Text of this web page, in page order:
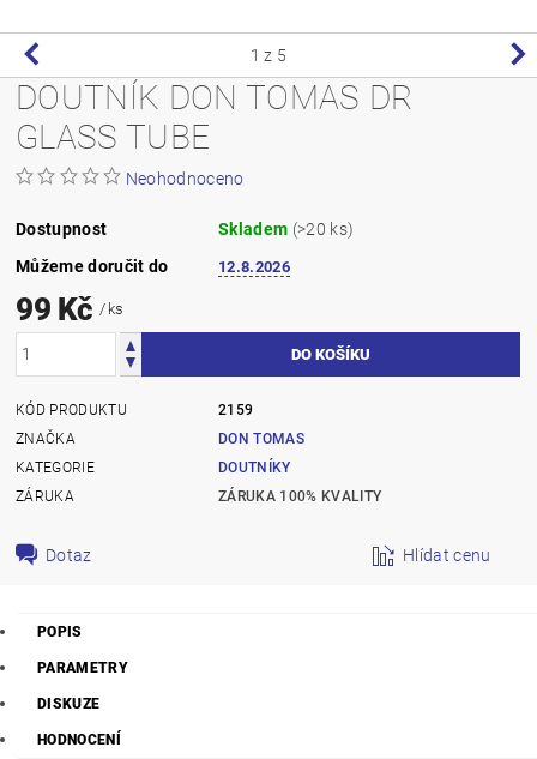
1 z 5
DOUTNÍK DON TOMAS DR
GLASS TUBE
Neohodnoceno
Dostupnost Skladem (>20 ks)
Můžeme doručit do
12.8.2026
99 Kč/ ks
KÓD PRODUKTU
2159
ZNAČKA
DON TOMAS
KATEGORIE
DOUTNÍKY
ZÁRUKA
ZÁRUKA 100% KVALITY
Dotaz Hlídat cenu
POPIS
PARAMETRY
DISKUZE
HODNOCENÍ